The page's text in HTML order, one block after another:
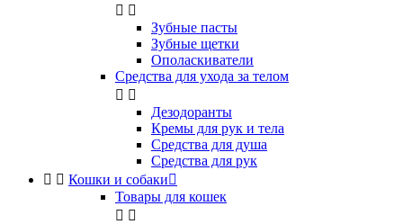
 
Зубные пасты
Зубные щетки
Ополаскиватели
Средства для ухода за телом
 
Дезодоранты
Кремы для рук и тела
Средства для душа
Средства для рук
  Кошки и собаки
Товары для кошек
 